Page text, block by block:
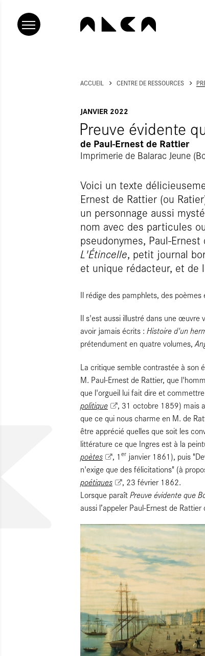
ACCUEIL CENTRE DE RESSOURCES
JANVIER 2022
Preuve évidente
de Paul-Ernest de Rattier
Imprimerie de Balarac Jeune
Voici un texte
Ernest de Rattier (ou
un personnage aussi
nom avec des particules
pseudonymes, Paul-
L'Étincelle, petit journal
et unique rédacteur, et de
Il rédige des pamphlets, des
Il s'est aussi illustré dans une œuvre
avoir jamais écrits : Histoire d'un
prétendument en quatre volumes,
La critique semble contrastée à son
M. Paul-Ernest de Rattier, que
que l'orgueil lui fait dire et
politique
, 31 octobre 1859) mais
que ce qui nous charme en M. de
être apprécié quelles que soit les
littérature ce que Ingres est à la
poètes
, 1er janvier 1861), puis
n'exige que des félicitations" (à
poétiques
, 23 février 1862.
Lorsque paraîtPreuve évidente que
aussi l’appeler Paul-Ernest de